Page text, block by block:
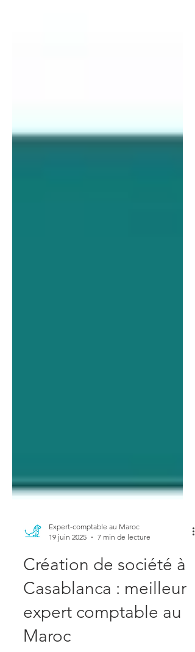
Expert-comptable au Maroc
19 juin 2025
7 min de lecture
Création de société à
Casablanca : meilleur
expert comptable au